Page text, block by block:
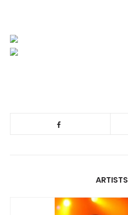
ARTISTS